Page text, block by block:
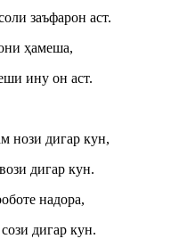
заъфарон аст.
ҳамеша,
ину он аст.
нози дигар кун,
дигар кун.
надора,
дигар кун.